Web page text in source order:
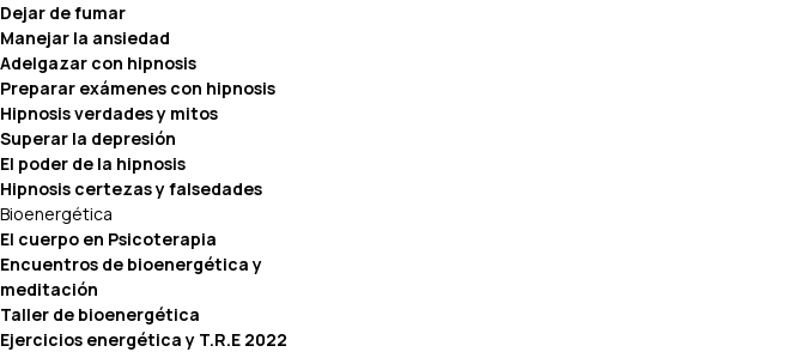
Dejar de fumar
Manejar la ansiedad
Adelgazar con hipnosis
Preparar exámenes con hipnosis
Hipnosis verdades y mitos
Superar la depresión
El poder de la hipnosis
Hipnosis certezas y falsedades
Bioenergética
El cuerpo en Psicoterapia
Encuentros de bioenergética y
meditación
Taller de bioenergética
Ejercicios energética y T.R.E 2022